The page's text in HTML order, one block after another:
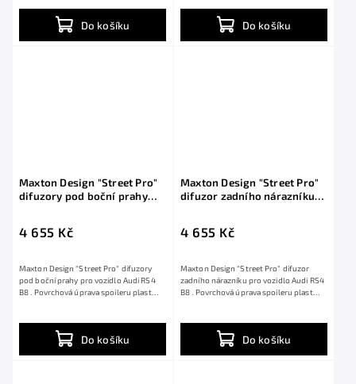
Do košíku Do košíku
Maxton Design "Street Pro"
difuzory pod boční prahy
4 655 Kč
Do košíku
Maxton Design "Street Pro" difuzory
pod boční prahy pro vozidlo Audi RS4
B8 . Povrchová úprava spoileru plast
Maxton Design "Street Pro"
difuzor zadního nárazníku
4 655 Kč
Do košíku
Maxton Design "Street Pro" difuzor
zadního nárazníku pro vozidlo Audi RS4
B8 . Povrchová úprava spoileru plast